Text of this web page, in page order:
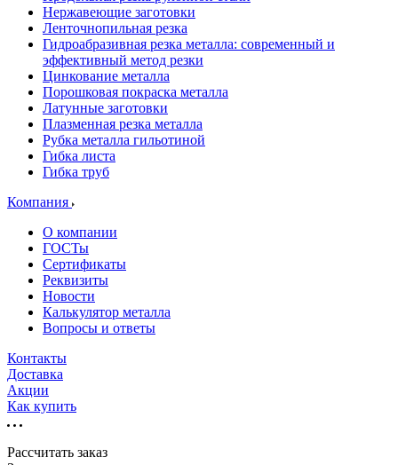
Нержавеющие заготовки
Ленточнопильная резка
Гидроабразивная резка металла: современный и
эффективный метод резки
Цинкование металла
Порошковая покраска металла
Латунные заготовки
Плазменная резка металла
Рубка металла гильотиной
Гибка листа
Гибка труб
Компания
О компании
ГОСТы
Сертификаты
Реквизиты
Новости
Калькулятор металла
Вопросы и ответы
Контакты
Доставка
Акции
Как купить
Рассчитать заказ